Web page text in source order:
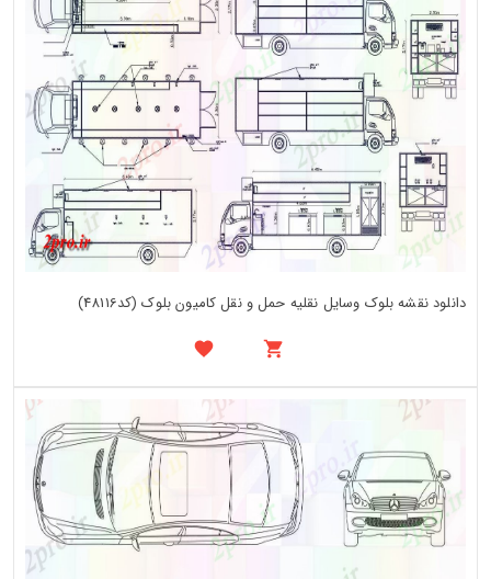
دانلود نقشه بلوک وسایل نقلیه حمل و نقل کامیون بلوک (کد48116)